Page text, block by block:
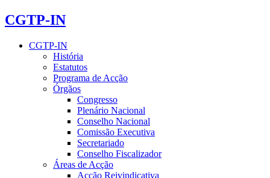
CGTP-IN
CGTP-IN
História
Estatutos
Programa de Acção
Órgãos
Congresso
Plenário Nacional
Conselho Nacional
Comissão Executiva
Secretariado
Conselho Fiscalizador
Áreas de Acção
Acção Reivindicativa